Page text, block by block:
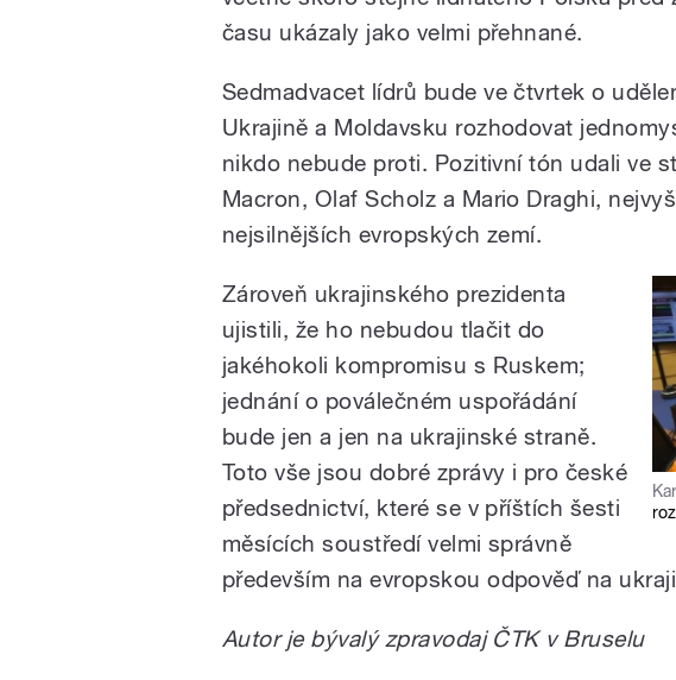
času ukázaly jako velmi přehnané.
Sedmadvacet lídrů bude ve čtvrtek o
Ukrajině a Moldavsku rozhodovat
nikdo nebude proti. Pozitivní tón udali ve
Macron, Olaf Scholz a Mario Draghi,
nejsilnějších evropských zemí.
Zároveň ukrajinského prezidenta
ujistili, že ho nebudou tlačit do
jakéhokoli kompromisu s Ruskem;
jednání o poválečném uspořádání
bude jen a jen na ukrajinské straně.
Toto vše jsou dobré zprávy i pro české
předsednictví, které se v příštích šesti
měsících soustředí velmi správně
především na evropskou odpověď na
Autor je bývalý zpravodaj ČTK v Bruselu